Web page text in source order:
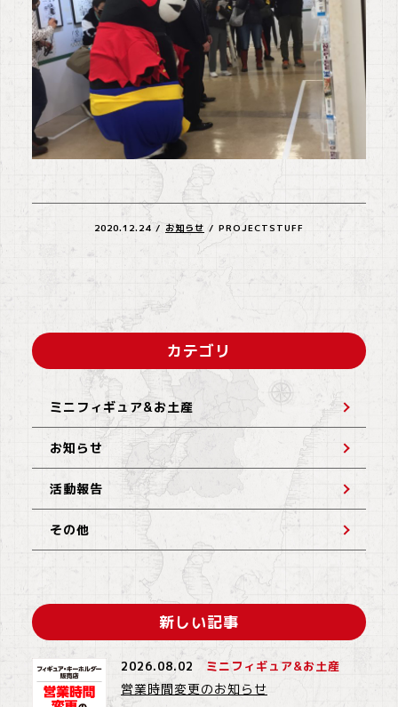
2020.12.24 / お知らせ / PROJECTSTUFF
カテゴリ
ミニフィギュア&お土産
お知らせ
活動報告
その他
新しい記事
2026.08.02 ミニフィギュア&お土産
営業時間変更のお知らせ